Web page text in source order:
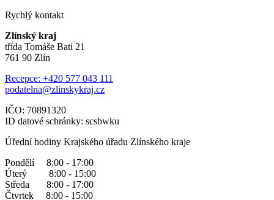
Rychlý kontakt
Zlínský kraj
třída Tomáše Bati 21
761 90 Zlín
Recepce: +420 577 043 111
podatelna@zlinskykraj.cz
IČO: 70891320
ID datové schránky: scsbwku
Úřední hodiny Krajského úřadu Zlínského kraje
Pondělí 8:00 - 17:00
Úterý 8:00 - 15:00
Středa 8:00 - 17:00
Čtvrtek 8:00 - 15:00